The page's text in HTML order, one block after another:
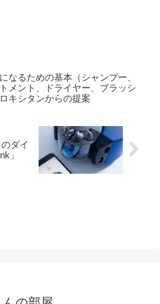
なるための基本（シャンプー、
メント、ドライヤー、ブラッシ
キシタンからの提案
ダイ
」